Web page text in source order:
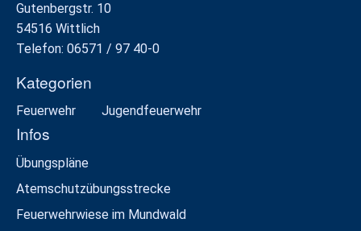
Gutenbergstr. 10
54516 Wittlich
Telefon: 06571 / 97 40-0
Kategorien
Feuerwehr Jugendfeuerwehr
Infos
Übungspläne
Atemschutzübungsstrecke
Feuerwehrwiese im Mundwald